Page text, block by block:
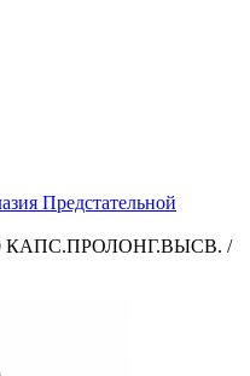
Предстательной
КАПС.ПРОЛОНГ.ВЫСВ. /